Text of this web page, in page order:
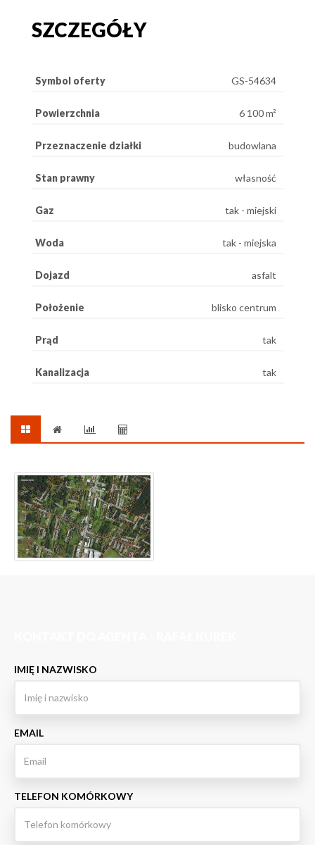
SZCZEGÓŁY
Symbol oferty GS-54634
Powierzchnia 6 100 m²
Przeznaczenie działki budowlana
Stan prawny własność
Gaz tak - miejski
Woda tak - miejska
Dojazd asfalt
Położenie blisko centrum
Prąd tak
Kanalizacja tak
IMIĘ I NAZWISKO
EMAIL
TELEFON KOMÓRKOWY